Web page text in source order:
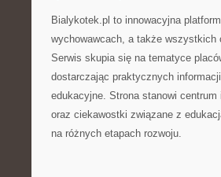
Bialykotek.pl to innowacyjna
wychowawcach, a także wszystkich
Serwis skupia się na tematyce
dostarczając praktycznych
edukacyjne. Strona stanowi
oraz ciekawostki związane z
na różnych etapach rozwoju.